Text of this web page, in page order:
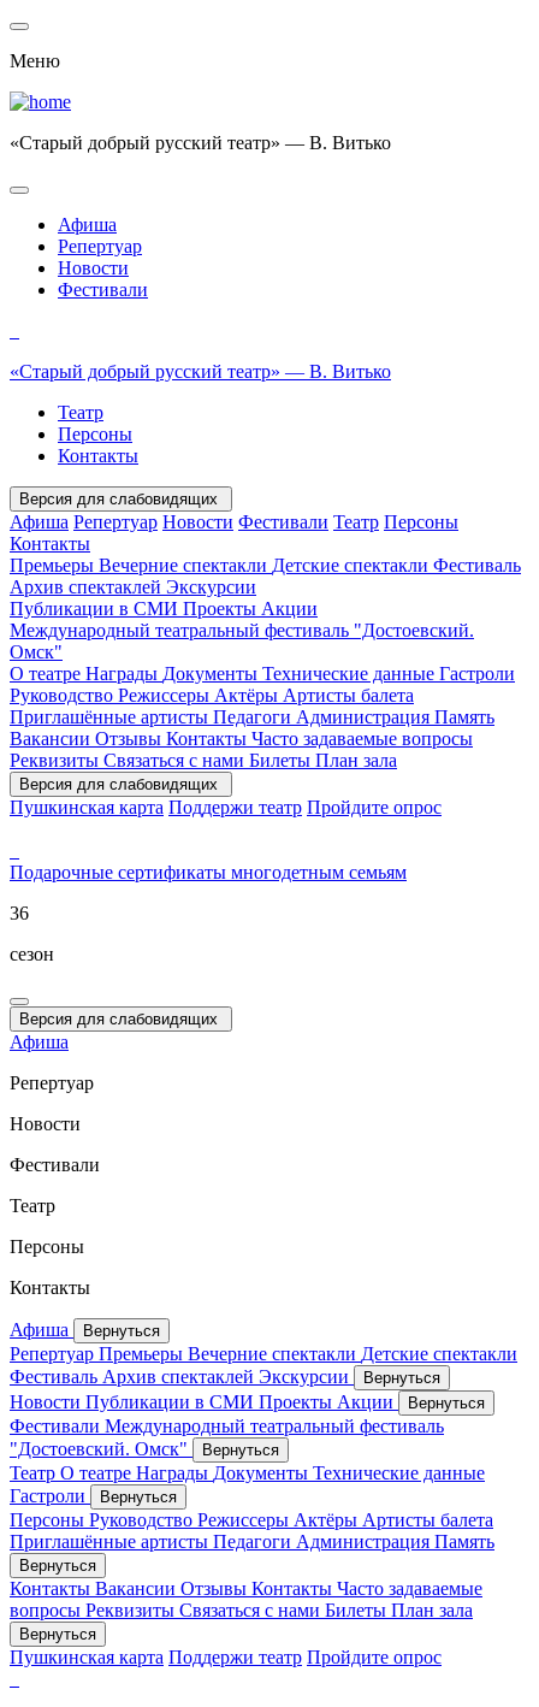
Меню
«Старый добрый русский театр» — В. Витько
Афиша
Репертуар
Новости
Фестивали
«Старый добрый русский театр» — В. Витько
Театр
Персоны
Контакты
Версия для слабовидящих
Афиша Репертуар Новости Фестивали Театр Персоны
Контакты
Премьеры Вечерние спектакли Детские спектакли Фестиваль
Архив спектаклей Экскурсии
Публикации в СМИ Проекты Акции
Международный театральный фестиваль "Достоевский.
Омск"
О театре Награды Документы Технические данные Гастроли
Руководство Режиссеры Актёры Артисты балета
Приглашённые артисты Педагоги Администрация Память
Вакансии Отзывы Контакты Часто задаваемые вопросы
Реквизиты Связаться с нами Билеты План зала
Версия для слабовидящих
Пушкинская карта Поддержи театр Пройдите опрос
Подарочные сертификаты многодетным семьям
36
сезон
Версия для слабовидящих
Афиша
Репертуар
Новости
Фестивали
Театр
Персоны
Контакты
Афиша Вернуться
Репертуар Премьеры Вечерние спектакли Детские спектакли
Фестиваль Архив спектаклей Экскурсии Вернуться
Новости Публикации в СМИ Проекты Акции Вернуться
Фестивали Международный театральный фестиваль
"Достоевский. Омск"
Вернуться
Театр О театре Награды Документы Технические данные
Гастроли
Вернуться
Персоны Руководство Режиссеры Актёры Артисты балета
Приглашённые артисты Педагоги Администрация Память
Вернуться
Контакты Вакансии Отзывы Контакты Часто задаваемые
вопросы Реквизиты Связаться с нами Билеты План зала
Вернуться
Пушкинская карта Поддержи театр Пройдите опрос